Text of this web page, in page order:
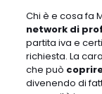
Chi è e cosa fa
network di
partita iva e
richiesta. La
che può
divenendo di